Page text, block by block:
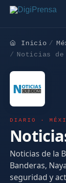
Inicio
Noticias
DIARIO ·
Noticias de la
Banderas,
seguridad y